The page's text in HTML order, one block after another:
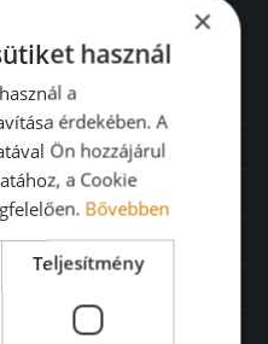
×
használ
a
érdekében. A
Ön hozzájárul
a Cookie
Bővebben
Teljesítmény